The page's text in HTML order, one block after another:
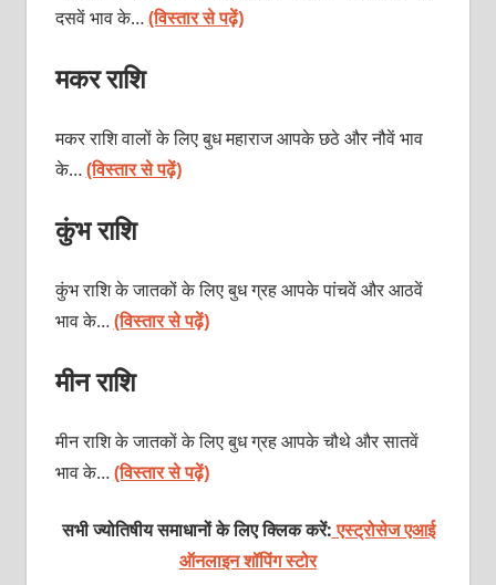
दसवें भाव के…(विस्तार से पढ़ें)
मकर राशि
मकर राशिवालों के लिए बुध महाराज आपके छठे और नौवें भाव
के…(विस्तार से पढ़ें)
कुंभ राशि
कुंभ राशि के जातकों के लिए बुध ग्रह आपके पांचवें और आठवें
भाव के…(विस्तार से पढ़ें)
मीन राशि
मीन राशि के जातकों के लिए बुध ग्रह आपके चौथे और सातवें
भाव के…(विस्तार से पढ़ें)
सभी ज्योतिषीय समाधानों के लिए क्लिक करें: एस्ट्रोसेज एआई
ऑनलाइन शॉपिंग स्टोर